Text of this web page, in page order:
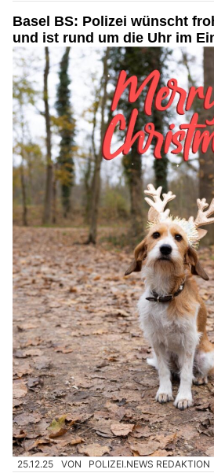
Basel BS: Polizei wünscht
und ist rund um die Uhr im
25.12.25 VON POLIZEI.NEWS REDAKTION